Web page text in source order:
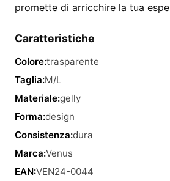
promette di arricchire la tua
Caratteristiche
Colore:trasparente
Taglia:M/L
Materiale:gelly
Forma:design
Consistenza:dura
Marca:Venus
EAN:VEN24-0044